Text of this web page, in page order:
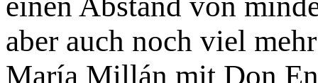
aber auch noch viel
María Millán mit Don